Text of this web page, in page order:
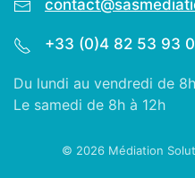
+33 (0)4 82 53 93
Du lundi au vendredi de
Le samedi de 8h à 12h
© 2026 Médiation